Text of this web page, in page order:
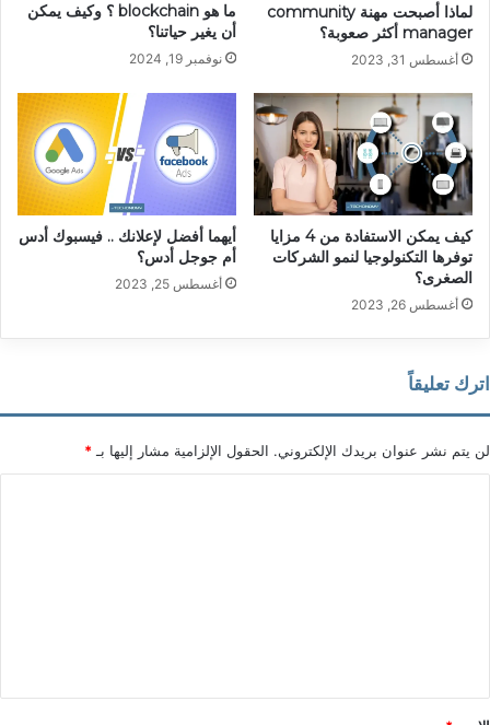
لماذا أصبحت مهنة community
manager أكثر صعوبة؟
أغسطس 31, 2023
ما هو blockchain ؟ وكيف يمكن
أن يغير حياتنا؟
نوفمبر 19, 2024
كيف يمكن الاستفادة من 4 مزايا
توفرها التكنولوجيا لنمو الشركات
الصغرى؟
أغسطس 26, 2023
أيهما أفضل لإعلانك .. فيسبوك أدس
أم جوجل أدس؟
أغسطس 25, 2023
اترك تعليقاً
لن يتم نشر عنوان بريدك الإلكتروني. الحقول الإلزامية مشار إليها بـ *
*